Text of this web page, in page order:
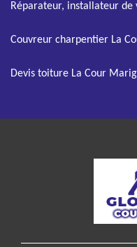
Réparateur, installateur
Couvreur charpentier La
Devis toiture La Cour